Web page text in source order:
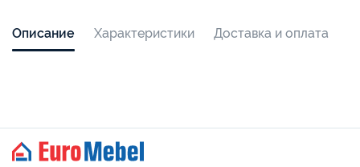
Описание Характеристики Доставка и оплата